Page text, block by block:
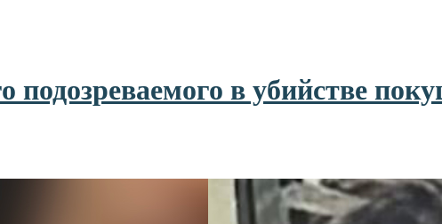
подозреваемого в убийстве